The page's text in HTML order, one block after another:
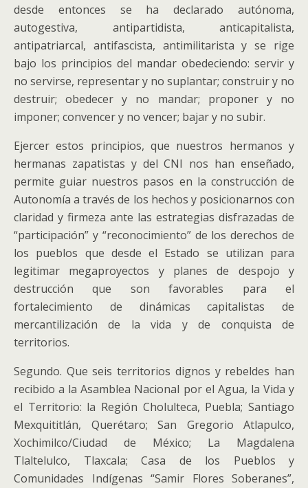
desde entonces se ha declarado autónoma,
autogestiva, antipartidista, anticapitalista,
antipatriarcal, antifascista, antimilitarista y se rige
bajo los principios del mandar obedeciendo: servir y
no servirse, representar y no suplantar; construir y no
destruir; obedecer y no mandar; proponer y no
imponer; convencer y no vencer; bajar y no subir.
Ejercer estos principios, que nuestros hermanos y
hermanas zapatistas y del CNI nos han enseñado,
permite guiar nuestros pasos en la construcción de
Autonomía a través de los hechos y posicionarnos con
claridad y firmeza ante las estrategias disfrazadas de
“participación” y “reconocimiento” de los derechos de
los pueblos que desde el Estado se utilizan para
legitimar megaproyectos y planes de despojo y
destrucción que son favorables para el
fortalecimiento de dinámicas capitalistas de
mercantilización de la vida y de conquista de
territorios.
Segundo. Que seis territorios dignos y rebeldes han
recibido a la Asamblea Nacional por el Agua, la Vida y
el Territorio: la Región Cholulteca, Puebla; Santiago
Mexquititlán, Querétaro; San Gregorio Atlapulco,
Xochimilco/Ciudad de México; La Magdalena
Tlaltelulco, Tlaxcala; Casa de los Pueblos y
Comunidades Indígenas “Samir Flores Soberanes”,